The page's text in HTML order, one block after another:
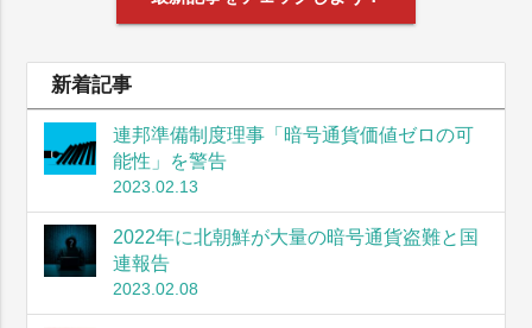
新着記事
連邦準備制度理事「暗号通貨価値ゼロの可
能性」を警告
2023.02.13
2022年に北朝鮮が大量の暗号通貨盗難と国
連報告
2023.02.08